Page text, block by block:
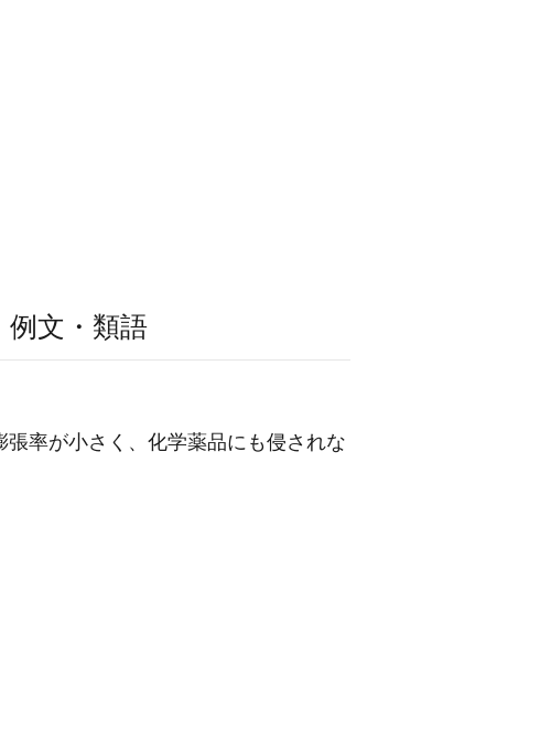
例文・類語
率が小さく、化学薬品にも侵されな